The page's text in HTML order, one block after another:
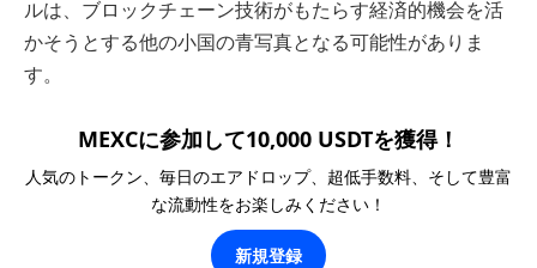
ルは、ブロックチェーン技術がもたらす経済的機会を活
かそうとする他の小国の青写真となる可能性がありま
す。
MEXCに参加して10,000 USDTを獲得！
人気のトークン、毎日のエアドロップ、超低手数料、そして豊富
な流動性をお楽しみください！
新規登録